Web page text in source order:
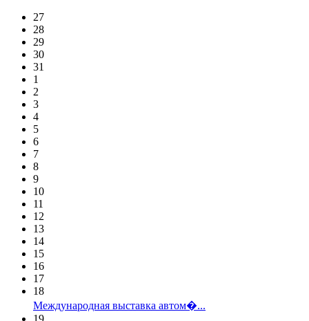
27
28
29
30
31
1
2
3
4
5
6
7
8
9
10
11
12
13
14
15
16
17
18
Международная выставка автом�...
19